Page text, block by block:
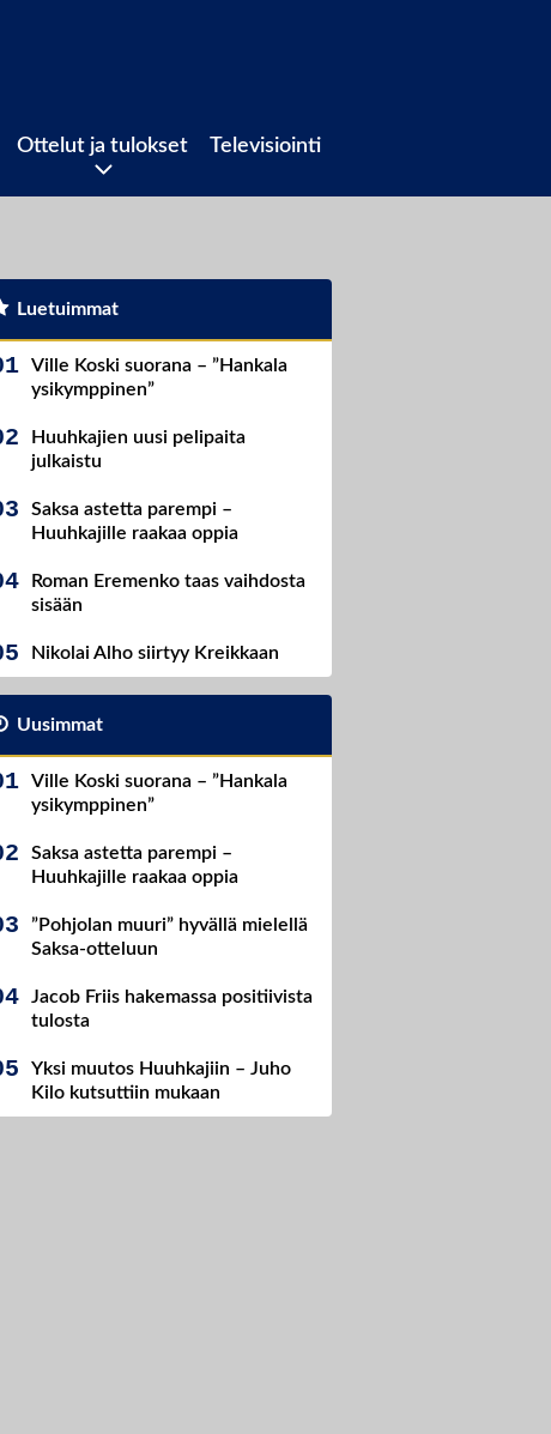
Ottelut ja tulokset Televisiointi
Luetuimmat
Ville Koski suorana – ”Hankala
ysikymppinen”
Huuhkajien uusi pelipaita
julkaistu
Saksa astetta parempi –
Huuhkajille raakaa oppia
Roman Eremenko taas vaihdosta
sisään
Nikolai Alho siirtyy Kreikkaan
Uusimmat
Ville Koski suorana – ”Hankala
ysikymppinen”
Saksa astetta parempi –
Huuhkajille raakaa oppia
”Pohjolan muuri” hyvällä mielellä
Saksa-otteluun
Jacob Friis hakemassa positiivista
tulosta
Yksi muutos Huuhkajiin – Juho
Kilo kutsuttiin mukaan